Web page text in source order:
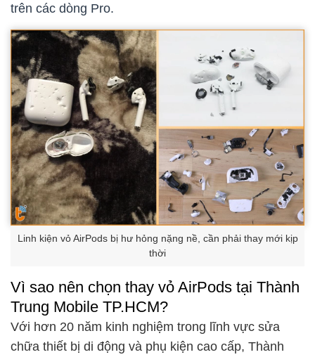
trên các dòng Pro.
Linh kiện vỏ AirPods bị hư hỏng nặng nề, cần phải thay mới kịp
thời
Vì sao nên chọn thay vỏ AirPods tại Thành
Trung Mobile TP.HCM?
Với hơn 20 năm kinh nghiệm trong lĩnh vực sửa
chữa thiết bị di động và phụ kiện cao cấp, Thành